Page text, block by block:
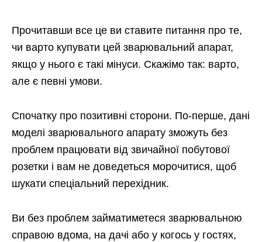
Прочитавши все це ви ставите питання про те,
чи варто купувати цей зварювальний апарат,
якщо у нього є такі мінуси. Скажімо так: варто,
але є певні умови.
Спочатку про позитивні сторони. По-перше, дані
моделі зварювального апарату зможуть без
проблем працювати від звичайної побутової
розетки і вам не доведеться морочитися, щоб
шукати спеціальний перехідник.
Ви без проблем займатиметеся зварювальною
справою вдома, на дачі або у когось у гостях,